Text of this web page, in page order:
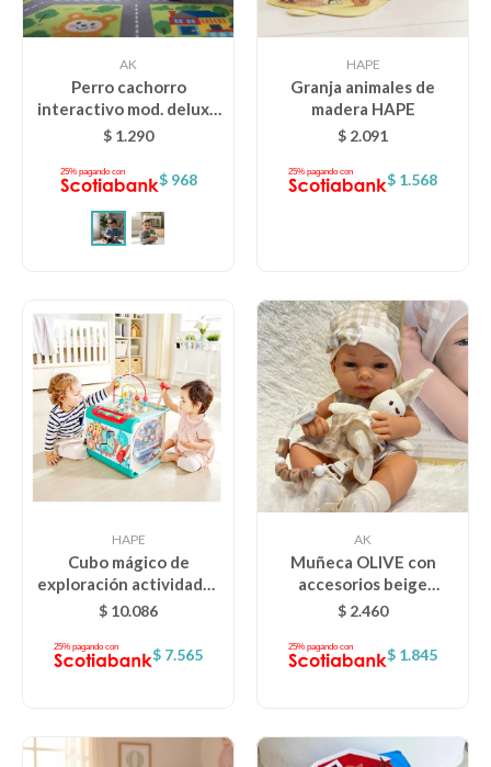
AK
Perro cachorro
interactivo mod. deluxe
- PUG
$ 1.290
$ 968
HAPE
Granja animales de
madera HAPE
$ 2.091
$ 1.568
HAPE
Cubo mágico de
exploración actividades
HAPE
$ 10.086
$ 7.565
AK
Muñeca OLIVE con
accesorios beige
NEWBORN
$ 2.460
$ 1.845